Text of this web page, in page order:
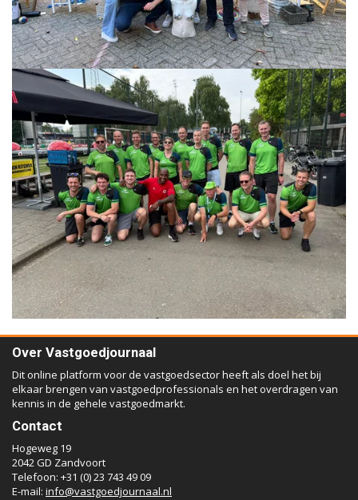
Over Vastgoedjournaal
Dit online platform voor de vastgoedsector heeft als doel het bij
elkaar brengen van vastgoedprofessionals en het overdragen van
kennis in de gehele vastgoedmarkt.
Contact
Hogeweg 19
2042 GD Zandvoort
Telefoon: +31 (0) 23 743 49 09
E-mail: info@vastgoedjournaal.nl